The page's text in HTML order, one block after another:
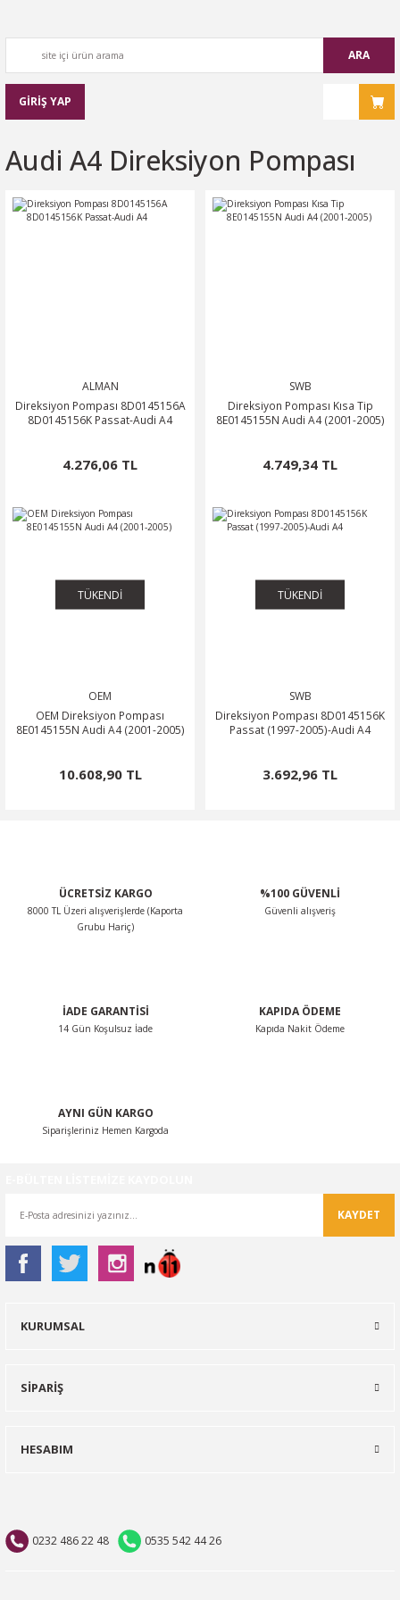
ARA
GİRİŞ YAP
Audi A4 Direksiyon Pompası
ALMAN
Direksiyon Pompası 8D0145156A
8D0145156K Passat-Audi A4
4.276,06 TL
SWB
Direksiyon Pompası Kısa Tip
8E0145155N Audi A4 (2001-2005)
4.749,34 TL
TÜKENDİ
OEM
OEM Direksiyon Pompası
8E0145155N Audi A4 (2001-2005)
10.608,90 TL
TÜKENDİ
SWB
Direksiyon Pompası 8D0145156K
Passat (1997-2005)-Audi A4
3.692,96 TL
ÜCRETSİZ KARGO
8000 TL Üzeri alışverişlerde (Kaporta
Grubu Hariç)
%100 GÜVENLİ
Güvenli alışveriş
İADE GARANTİSİ
14 Gün Koşulsuz İade
KAPIDA ÖDEME
Kapıda Nakit Ödeme
AYNI GÜN KARGO
Siparişleriniz Hemen Kargoda
KAYDET
0232 486 22 48 0535 542 44 26
KURUMSAL
SİPARİŞ
HESABIM